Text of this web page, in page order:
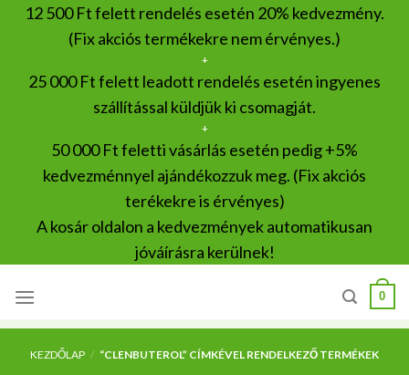
12 500 Ft felett rendelés esetén 20% kedvezmény.
(Fix akciós termékekre nem érvényes.)
+
25 000 Ft felett leadott rendelés esetén ingyenes
szállítással küldjük ki csomagját.
+
50 000 Ft feletti vásárlás esetén pedig +5%
kedvezménnyel ajándékozzuk meg. (Fix akciós
terékekre is érvényes)
A kosár oldalon a kedvezmények automatikusan
jóváírásra kerülnek!
0
KEZDŐLAP / “CLENBUTEROL” CÍMKÉVEL RENDELKEZŐ TERMÉKEK